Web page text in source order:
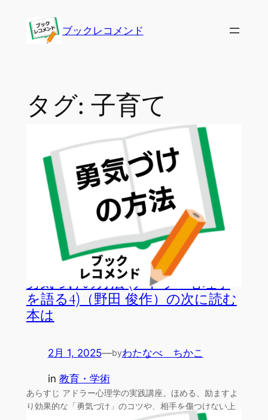
ブックレコメンド
タグ: 子育て
勇気づけの方法 (アドラー心理学
を語る4)（野田 俊作）の次に読む
本は
2月 1, 2025—byわたなべ ちかこ
in 教育・学術
あらすじ アドラー心理学の実践講座。ほめる、励ますよ
り効果的な「勇気づけ」のコツや、相手を傷つけない上